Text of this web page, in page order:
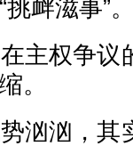
衅滋事”
主权争议
。
汹汹，其